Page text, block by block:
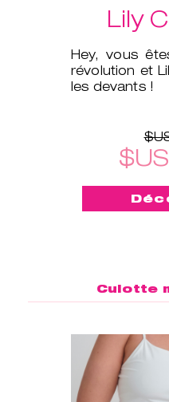
Lily
Hey, vous
révolution et
les devants !
Culotte